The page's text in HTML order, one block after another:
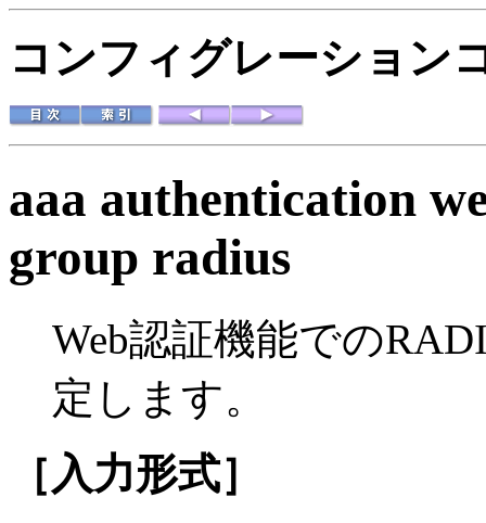
コンフィグレーション
aaa authentication
group radius
Web認証機能での
定します。
［入力形式］